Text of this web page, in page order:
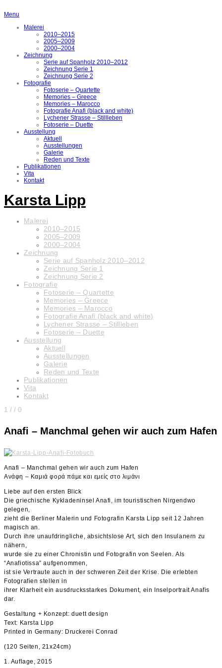
Menu
Malerei
2010–2015
2005–2009
2000–2004
Zeichnung
Serie auf Spanholz 2010–2012
Zeichnung Serie 1
Zeichnung Serie 2
Fotografie
Fotoserie – Quartette
Memories – Greece
Memories – Marocco
Fotografie Anafi (black and white)
Lychener Strasse – Stillleben
Fotoserie – Duette
Ausstellung
Aktuell
Ausstellungen
Galerie
Reden und Texte
Publikationen
Vita
Kontakt
Karsta Lipp
Malerei
2010–2015
2005–2009
2000–2004
Zeichnung
Serie auf Spanholz 2010–2012
Zeichnung Serie 1
Zeichnung Serie 2
Fotografie
Fotoserie – Quartette
Memories – Greece
Memories – Marocco
Fotografie Anafi (black and white)
Lychener Strasse – Stillleben
Fotoserie – Duette
Ausstellung
Aktuell
Ausstellungen
Galerie
Reden und Texte
Publikationen
Vita
Kontakt
1 / / 0
Anafi – Manchmal gehen wir auch zum Hafen
Anafi – Manchmal gehen wir auch zum Hafen
Ανάφη – Καμιά φορά πάμε και εμείς στο λιμάνι
Liebe auf den ersten Blick
Die griechische Kykladeninsel Anafi, im touristischen Nirgendwo
gelegen,
zieht die Berliner Malerin und Fotografin Karsta Lipp seit 12 Jahren
magisch an.
Durch ihre unaufdringliche, absichtslose Art, sich den Insulanern zu
nähern,
wurde sie zu einer Chronistin und Fotografin von Seelen. Als
“Anafiotissa” aufgenommen,
ist sie Vertraute auch in der schweren Zeit der Krise. Die erlebten
Fotografien stellen in
ihrer Klarheit ein ausdrucksstarkes Dokument, ein Inselportrait Anafis
dar.
Gestaltung + Konzept: duett design
Text: Karsta Lipp
Printed in Germany: Druckerei Conrad
(120 Seiten, 21x24cm)
1. Auflage, 2015